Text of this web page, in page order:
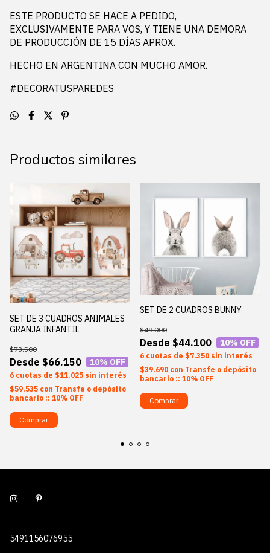
ESTE PRODUCTO SE HACE A PEDIDO,
EXCLUSIVAMENTE PARA VOS, Y TIENE UNA DEMORA
DE PRODUCCIÓN DE 15 DÍAS APROX.
HECHO EN ARGENTINA CON MUCHO AMOR.
#DECORATUSPAREDES
Productos similares
SET DE 3 CUADROS ANIMALES
GRANJA INFANTIL
$66.150
$73.500
10% OFF
6 $11.025 sin interés
$59.535 con Transfe o depósito
bancario :: 10% OFF
Comprar
SET DE 2 CUADROS BUNNY
$44.100
$49.000
10% OFF
6 $7.350 sin interés
$39.690 con Transfe o depósito
bancario :: 10% OFF
Comprar
5491156076955